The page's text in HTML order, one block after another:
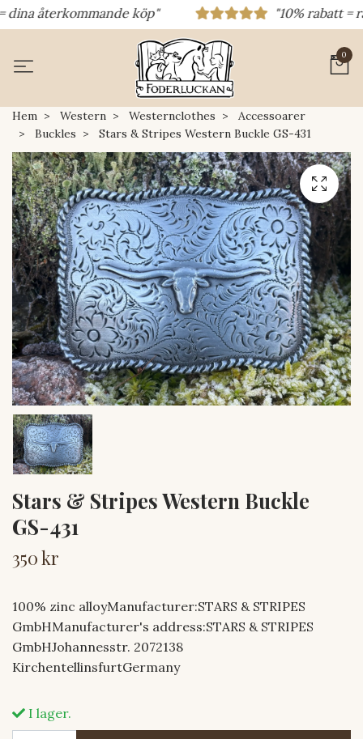
återkommande köp" "10% rabatt =
0
Hem Western Westernclothes
Accessoarer
Buckles
Stars & Stripes Western Buckle GS-431
Stars & Stripes Western Buckle
GS-431
350 kr
100% zinc alloyManufacturer:STARS & STRIPES
GmbHManufacturer's address:STARS & STRIPES
GmbHJohannesstr. 2072138
KirchentellinsfurtGermany
I lager.